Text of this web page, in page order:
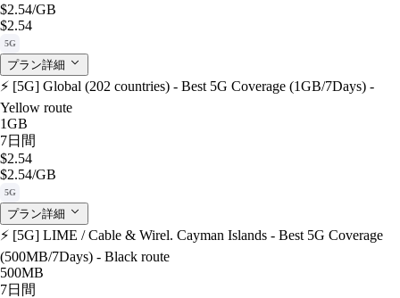
$2.54/GB
$2.54
5G
プラン詳細
⚡️ [5G] Global (202 countries) - Best 5G Coverage (1GB/7Days) -
Yellow route
1GB
7日間
$2.54
$2.54/GB
5G
プラン詳細
⚡️ [5G] LIME / Cable & Wirel. Cayman Islands - Best 5G Coverage
(500MB/7Days) - Black route
500MB
7日間